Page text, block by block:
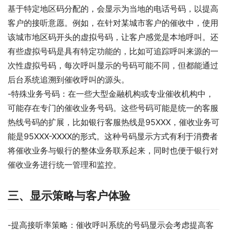
基于特定地区码分配的，会显示为当地的电话号码，以提高
客户的接听意愿。例如，在针对某城市客户的催收中，使用
该城市地区码开头的虚拟号码，让客户感觉是本地呼叫。还
有些虚拟号码是具有特定功能的，比如可追踪呼叫来源的一
次性虚拟号码，每次呼叫显示的号码可能不同，但都能通过
后台系统追溯到催收呼叫的源头。
-特殊业务号码：在一些大型金融机构或专业催收机构中，
可能存在专门的催收业务号码。这些号码可能是统一的客服
热线号码的扩展，比如银行客服热线是95XXX，催收业务可
能是95XXX-XXXX的形式。这种号码显示方式有利于消费者
将催收业务与银行的整体业务联系起来，同时也便于银行对
催收业务进行统一管理和监控。
三、显示策略与客户体验
-提高接听率策略：催收呼叫系统的号码显示会考虑提高客